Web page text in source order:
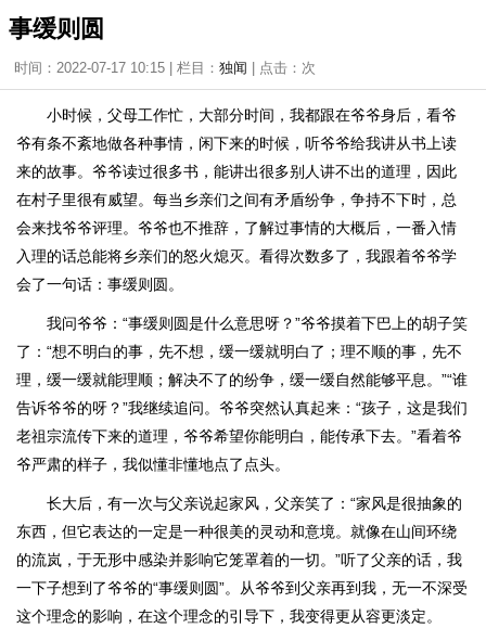
事缓则圆
时间：2022-07-17 10:15 | 栏目： 独闻 | 点击： 次
小时候，父母工作忙，大部分时间，我都跟在爷爷身后，看爷
爷有条不紊地做各种事情，闲下来的时候，听爷爷给我讲从书上读
来的故事。爷爷读过很多书，能讲出很多别人讲不出的道理，因此
在村子里很有威望。每当乡亲们之间有矛盾纷争，争持不下时，总
会来找爷爷评理。爷爷也不推辞，了解过事情的大概后，一番入情
入理的话总能将乡亲们的怒火熄灭。看得次数多了，我跟着爷爷学
会了一句话：事缓则圆。
我问爷爷：“事缓则圆是什么意思呀？”爷爷摸着下巴上的胡子笑
了：“想不明白的事，先不想，缓一缓就明白了；理不顺的事，先不
理，缓一缓就能理顺；解决不了的纷争，缓一缓自然能够平息。”“谁
告诉爷爷的呀？”我继续追问。爷爷突然认真起来：“孩子，这是我们
老祖宗流传下来的道理，爷爷希望你能明白，能传承下去。”看着爷
爷严肃的样子，我似懂非懂地点了点头。
长大后，有一次与父亲说起家风，父亲笑了：“家风是很抽象的
东西，但它表达的一定是一种很美的灵动和意境。就像在山间环绕
的流岚，于无形中感染并影响它笼罩着的一切。”听了父亲的话，我
一下子想到了爷爷的“事缓则圆”。从爷爷到父亲再到我，无一不深受
这个理念的影响，在这个理念的引导下，我变得更从容更淡定。